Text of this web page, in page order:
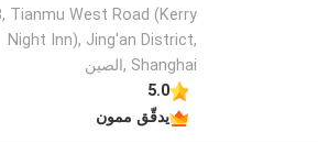
Tianmu West Road (Kerry
Night Inn), Jing'an District,
Shanghai ,الصين
5.0
يدقّق ممون